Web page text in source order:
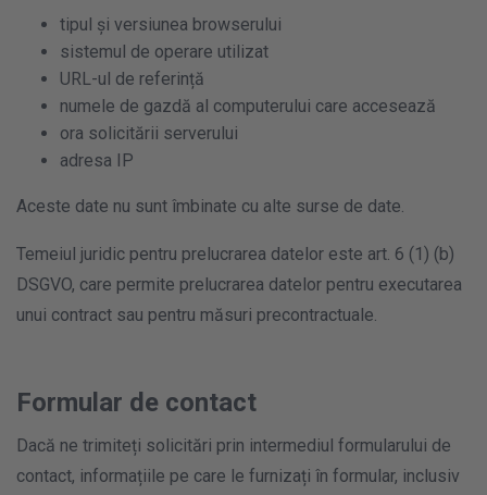
tipul și versiunea browserului
sistemul de operare utilizat
URL-ul de referință
numele de gazdă al computerului care accesează
ora solicitării serverului
adresa IP
Aceste date nu sunt îmbinate cu alte surse de date.
Temeiul juridic pentru prelucrarea datelor este art. 6 (1) (b)
DSGVO, care permite prelucrarea datelor pentru executarea
unui contract sau pentru măsuri precontractuale.
Formular de contact
Dacă ne trimiteți solicitări prin intermediul formularului de
contact, informațiile pe care le furnizați în formular, inclusiv